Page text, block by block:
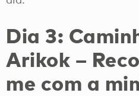
Dia 3:
Arikok –
me com a